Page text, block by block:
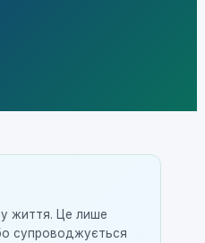
життя. Це лише
супроводжується